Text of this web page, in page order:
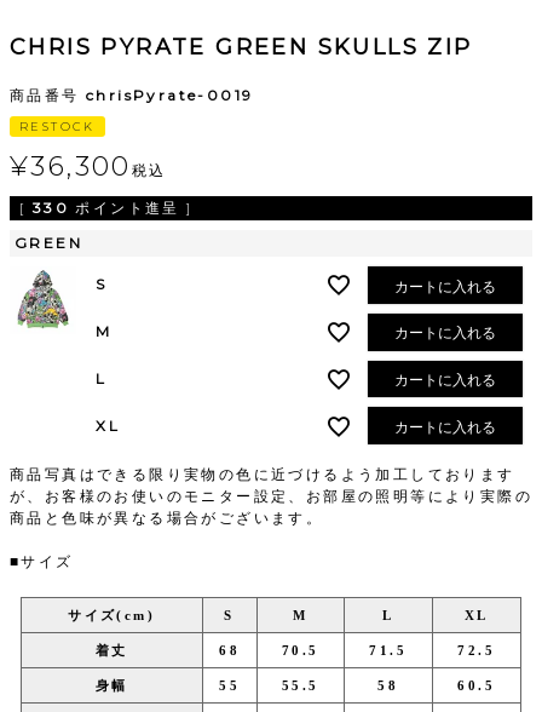
CHRIS PYRATE GREEN SKULLS ZIP
商品番号 chrisPyrate-0019
RESTOCK
¥36,300 税込
[ 330 ポイント進呈 ]
GREEN
S カートに入れる
M カートに入れる
L カートに入れる
XL カートに入れる
商品写真はできる限り実物の色に近づけるよう加工しております
が、お客様のお使いのモニター設定、お部屋の照明等により実際の
商品と色味が異なる場合がございます。
■サイズ
サイズ(cm) S M L XL
着丈 68 70.5 71.5 72.5
身幅 55 55.5 58 60.5